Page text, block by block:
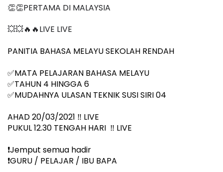
👏👏PERTAMA DI MALAYSIA
💥💥🔥🔥LIVE LIVE
PANITIA BAHASA MELAYU SEKOLAH RENDAH
✅MATA PELAJARAN BAHASA MELAYU
✅TAHUN 4 HINGGA 6
✅MUDAHNYA ULASAN TEKNIK SUSI SIRI 04
AHAD 20/03/2021 ‼️ LIVE
PUKUL 12.30 TENGAH HARI  ‼️ LIVE
❗️Jemput semua hadir
❗️GURU / PELAJAR / IBU BAPA